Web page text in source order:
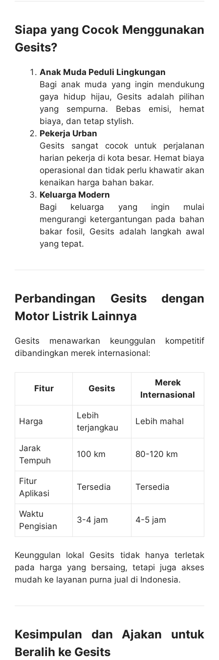
Siapa yang Cocok Menggunakan
Gesits?
Anak Muda Peduli Lingkungan
Bagi anak muda yang ingin mendukung
gaya hidup hijau, Gesits adalah pilihan
yang sempurna. Bebas emisi, hemat
biaya, dan tetap stylish.
Pekerja Urban
Gesits sangat cocok untuk perjalanan
harian pekerja di kota besar. Hemat biaya
operasional dan tidak perlu khawatir akan
kenaikan harga bahan bakar.
Keluarga Modern
Bagi keluarga yang ingin mulai
mengurangi ketergantungan pada bahan
bakar fosil, Gesits adalah langkah awal
yang tepat.
Perbandingan Gesits dengan
Motor Listrik Lainnya
Gesits menawarkan keunggulan kompetitif
dibandingkan merek internasional:
Fitur Gesits
Merek
Internasional
Harga
Lebih
terjangkau
Lebih mahal
Jarak
Tempuh
100 km 80-120 km
Fitur
Aplikasi
Tersedia Tersedia
Waktu
Pengisian
3-4 jam 4-5 jam
Keunggulan lokal Gesits tidak hanya terletak
pada harga yang bersaing, tetapi juga akses
mudah ke layanan purna jual di Indonesia.
Kesimpulan dan Ajakan untuk
Beralih ke Gesits